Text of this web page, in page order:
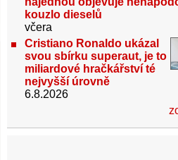
kouzlo dieselů
včera
Cristiano Ronaldo ukázal
svou sbírku superaut, je to
miliardové hračkářství té
nejvyšší úrovně
6.8.2026